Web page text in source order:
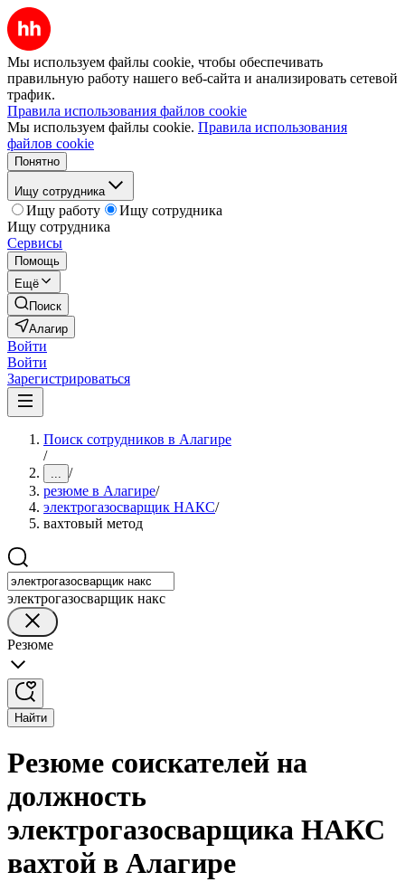
Мы используем файлы cookie, чтобы обеспечивать
правильную работу нашего веб-сайта и анализировать сетевой
трафик.
Правила использования файлов cookie
Мы используем файлы cookie. Правила использования
файлов cookie
Понятно
Ищу сотрудника
Ищу работу
Ищу сотрудника
Ищу сотрудника
Сервисы
Помощь
Ещё
Поиск
Алагир
Войти
Войти
Зарегистрироваться
Поиск сотрудников в Алагире
/
... /
резюме в Алагире/
электрогазосварщик НАКС/
вахтовый метод
электрогазосварщик накс
Резюме
Найти
Резюме соискателей на
должность
электрогазосварщика НАКС
вахтой в Алагире